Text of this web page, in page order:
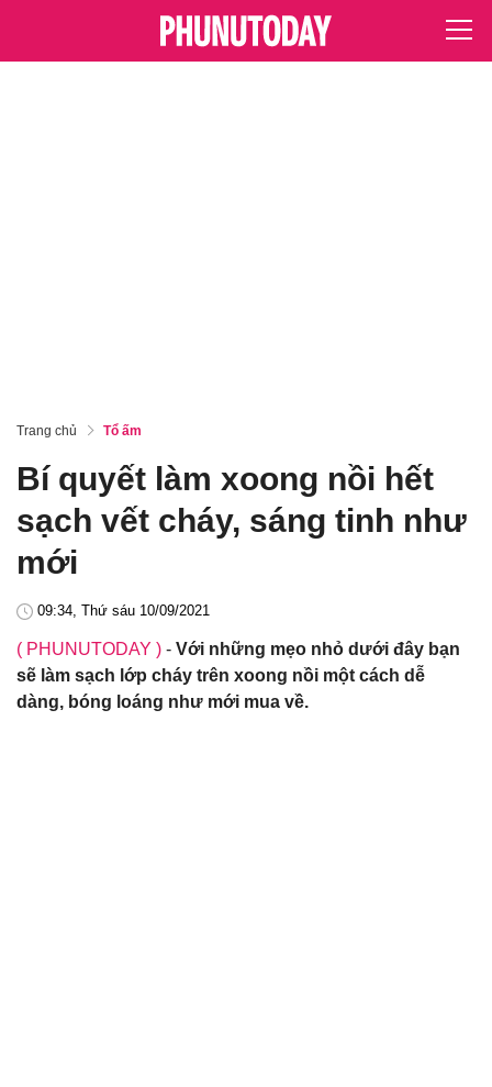
Trang chủ Tổ ấm
Bí quyết làm xoong nồi hết
sạch vết cháy, sáng tinh như
mới
09:34, Thứ sáu 10/09/2021
( PHUNUTODAY ) - Với những mẹo nhỏ dưới đây bạn
sẽ làm sạch lớp cháy trên xoong nồi một cách dễ
dàng, bóng loáng như mới mua về.